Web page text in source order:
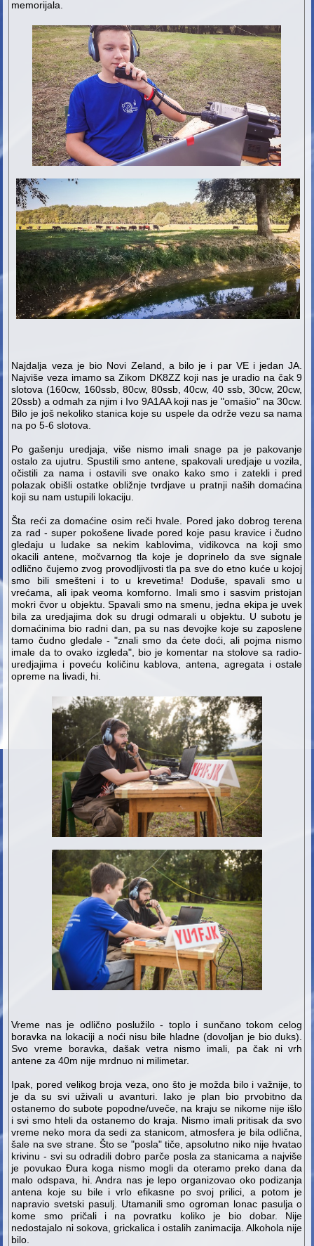
memorijala.
Najdalja veza je bio Novi Zeland, a bilo je i par VE i jedan JA.
Najviše veza imamo sa Zikom DK8ZZ koji nas je uradio na čak 9
slotova (160cw, 160ssb, 80cw, 80ssb, 40cw, 40 ssb, 30cw, 20cw,
20ssb) a odmah za njim i Ivo 9A1AA koji nas je "omašio" na 30cw.
Bilo je još nekoliko stanica koje su uspele da održe vezu sa nama
na po 5-6 slotova.
Po gašenju uredjaja, više nismo imali snage pa je pakovanje
ostalo za ujutru. Spustili smo antene, spakovali uredjaje u vozila,
očistili za nama i ostavili sve onako kako smo i zatekli i pred
polazak obišli ostatke obližnje tvrdjave u pratnji naših domaćina
koji su nam ustupili lokaciju.
Šta reći za domaćine osim reči hvale. Pored jako dobrog terena
za rad - super pokošene livade pored koje pasu kravice i čudno
gledaju u ludake sa nekim kablovima, vidikovca na koji smo
okacili antene, močvarnog tla koje je doprinelo da sve signale
odlično čujemo zvog provodljivosti tla pa sve do etno kuće u kojoj
smo bili smešteni i to u krevetima! Doduše, spavali smo u
vrećama, ali ipak veoma komforno. Imali smo i sasvim pristojan
mokri čvor u objektu. Spavali smo na smenu, jedna ekipa je uvek
bila za uredjajima dok su drugi odmarali u objektu. U subotu je
domaćinima bio radni dan, pa su nas devojke koje su zaposlene
tamo čudno gledale - "znali smo da ćete doći, ali pojma nismo
imale da to ovako izgleda", bio je komentar na stolove sa radio-
uredjajima i poveću količinu kablova, antena, agregata i ostale
opreme na livadi, hi.
Vreme nas je odlično poslužilo - toplo i sunčano tokom celog
boravka na lokaciji a noći nisu bile hladne (dovoljan je bio duks).
Svo vreme boravka, dašak vetra nismo imali, pa čak ni vrh
antene za 40m nije mrdnuo ni milimetar.
Ipak, pored velikog broja veza, ono što je možda bilo i važnije, to
je da su svi uživali u avanturi. Iako je plan bio prvobitno da
ostanemo do subote popodne/uveče, na kraju se nikome nije išlo
i svi smo hteli da ostanemo do kraja. Nismo imali pritisak da svo
vreme neko mora da sedi za stanicom, atmosfera je bila odlična,
šale na sve strane. Što se "posla" tiče, apsolutno niko nije hvatao
krivinu - svi su odradili dobro parče posla za stanicama a najviše
je povukao Đura koga nismo mogli da oteramo preko dana da
malo odspava, hi. Andra nas je lepo organizovao oko podizanja
antena koje su bile i vrlo efikasne po svoj prilici, a potom je
napravio svetski pasulj. Utamanili smo ogroman lonac pasulja o
kome smo pričali i na povratku koliko je bio dobar. Nije
nedostajalo ni sokova, grickalica i ostalih zanimacija. Alkohola nije
bilo.